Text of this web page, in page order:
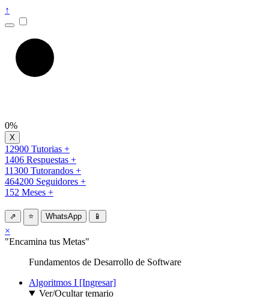
↑
0%
12900 Tutorias +
1406 Respuestas +
11300 Tutorandos +
464200 Seguidores +
152 Meses +
⇗ ⭐ WhatsApp 📱
×
"Encamina tus Metas"
Fundamentos de Desarrollo de Software
Algoritmos I [Ingresar]
Ver/Ocultar temario